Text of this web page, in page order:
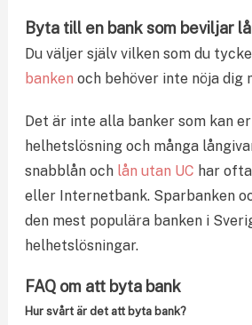
Byta till en bank som beviljar
Du väljer själv vilken som du
banken och behöver inte nöja dig
Det är inte alla banker som kan
helhetslösning och många
snabblån och lån utan UC har
eller Internetbank. Sparbanken
den mest populära banken i
helhetslösningar.
FAQ om att byta bank
Hur svårt är det att byta bank?